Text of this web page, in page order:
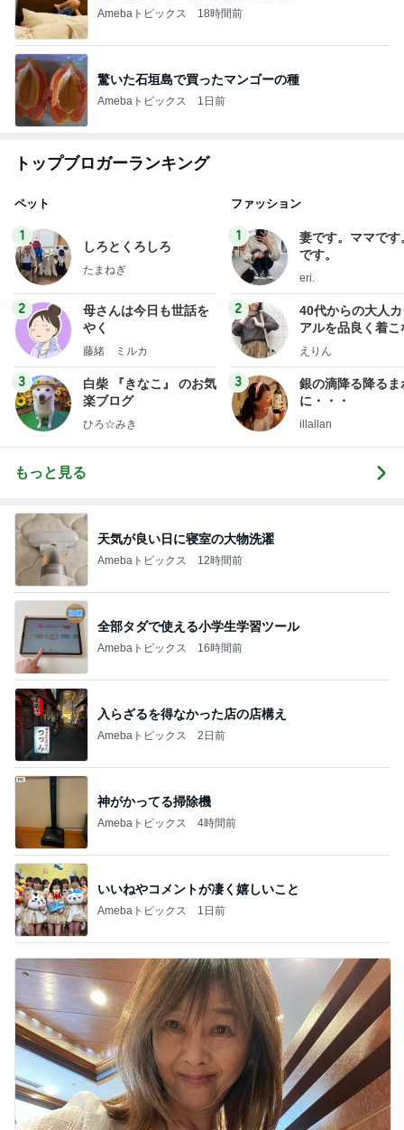
Amebaトピックス 18時間前
驚いた石垣島で買ったマンゴーの種
Amebaトピックス 1日前
トップブロガーランキング
ペット
1
しろとくろしろ
たまねぎ
2
母さんは今日も世話を
やく
藤緒 ミルカ
3
白柴 『きなこ』 のお気
楽ブログ
ひろ☆みき
ファッション
1
妻です。ママです
です。
eri.
2
40代からの大人
アルを品良く着こ
ファッションブロ
えりん
3
銀の滴降る降るま
に・・・
illallan
もっと見る
天気が良い日に寝室の大物洗濯
Amebaトピックス 12時間前
全部タダで使える小学生学習ツール
Amebaトピックス 16時間前
入らざるを得なかった店の店構え
Amebaトピックス 2日前
神がかってる掃除機
Amebaトピックス 4時間前
いいねやコメントが凄く嬉しいこと
Amebaトピックス 1日前